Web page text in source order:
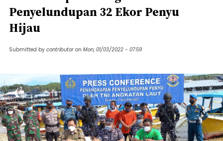
Penyelundupan 32 Ekor Penyu
Hijau
Submitted by contributor on Mon, 01/03/2022 - 07:59